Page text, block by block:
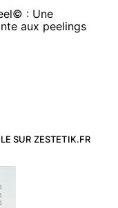
: Une
aux peelings
SUR ZESTETIK.FR